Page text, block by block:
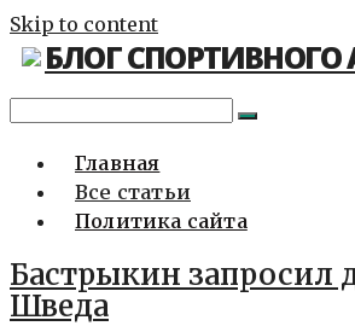
Skip to content
БЛОГ
Главная
Все статьи
Политика сайта
Бастрыкин запросил
Шведа